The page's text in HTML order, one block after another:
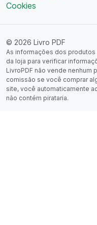
Cookies
© 2026 Livro PDF
As informações dos
da loja para verificar
LivroPDF não vende
comissão se você comprar
site, você automaticamente
não contém pirataria.